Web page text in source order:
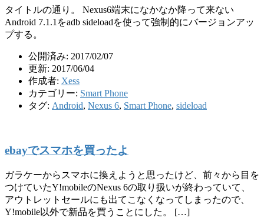
タイトルの通り。 Nexus6端末になかなか降って来ない
Android 7.1.1をadb sideloadを使って強制的にバージョンアッ
プする。
公開済み: 2017/02/07
更新: 2017/06/04
作成者: Xess
カテゴリー: Smart Phone
タグ: Android, Nexus 6, Smart Phone, sideload
ebayでスマホを買ったよ
ガラケーからスマホに換えようと思ったけど、前々から目を
つけていたY!mobileのNexus 6の取り扱いが終わっていて、
アウトレットセールにも出てこなくなってしまったので、
Y!mobile以外で新品を買うことにした。 […]